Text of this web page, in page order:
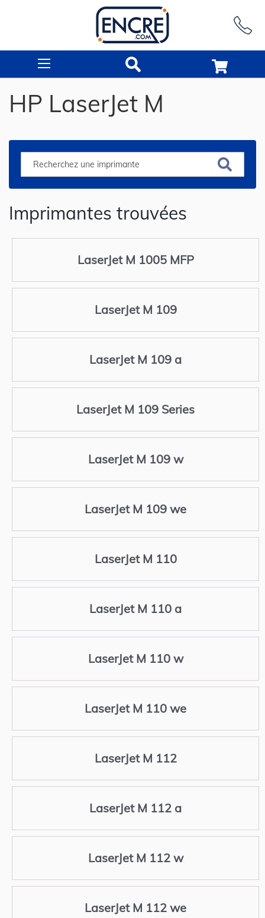
HP LaserJet M
Imprimantes trouvées
LaserJet M 1005 MFP
LaserJet M 109
LaserJet M 109 a
LaserJet M 109 Series
LaserJet M 109 w
LaserJet M 109 we
LaserJet M 110
LaserJet M 110 a
LaserJet M 110 w
LaserJet M 110 we
LaserJet M 112
LaserJet M 112 a
LaserJet M 112 w
LaserJet M 112 we